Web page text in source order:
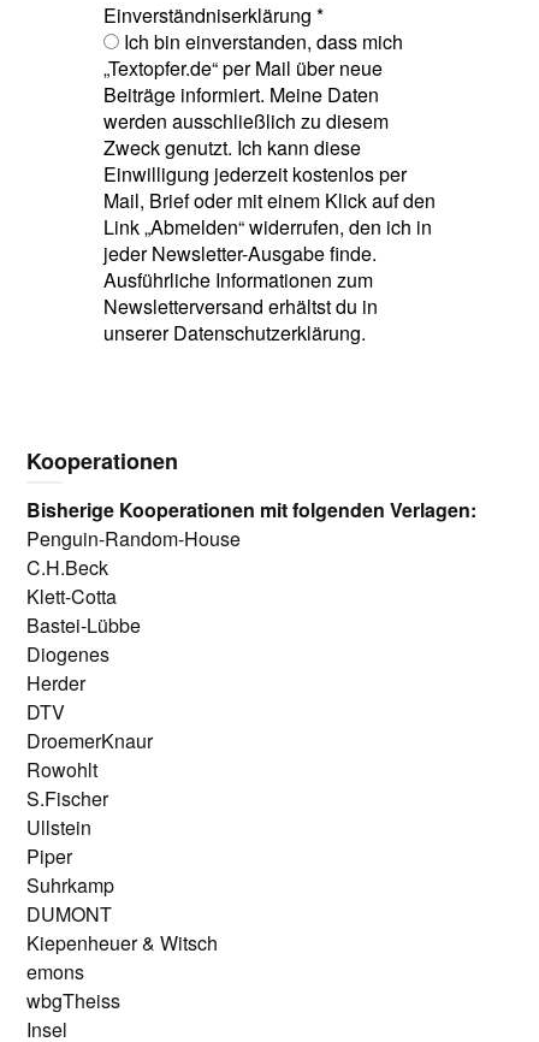
Einverständniserklärung *
Ich bin einverstanden, dass mich
„Textopfer.de“ per Mail über neue
Beiträge informiert. Meine Daten
werden ausschließlich zu diesem
Zweck genutzt. Ich kann diese
Einwilligung jederzeit kostenlos per
Mail, Brief oder mit einem Klick auf den
Link „Abmelden“ widerrufen, den ich in
jeder Newsletter-Ausgabe finde.
Ausführliche Informationen zum
Newsletterversand erhältst du in
unserer Datenschutzerklärung.
Kooperationen
Bisherige Kooperationen mit folgenden Verlagen:
Penguin-Random-House
C.H.Beck
Klett-Cotta
Bastei-Lübbe
Diogenes
Herder
DTV
DroemerKnaur
Rowohlt
S.Fischer
Ullstein
Piper
Suhrkamp
DUMONT
Kiepenheuer & Witsch
emons
wbgTheiss
Insel